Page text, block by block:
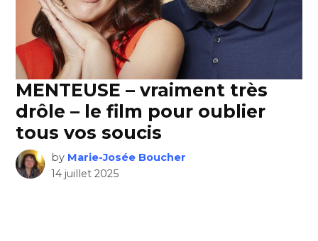
MENTEUSE – vraiment très
drôle – le film pour oublier
tous vos soucis
by Marie-Josée Boucher
14 juillet 2025